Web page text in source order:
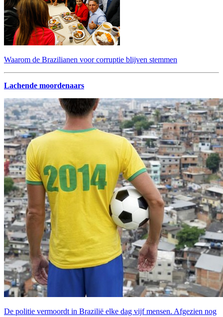
Waarom de Brazilianen voor corruptie blijven stemmen
Lachende moordenaars
De politie vermoordt in Brazilië elke dag vijf mensen. Afgezien nog